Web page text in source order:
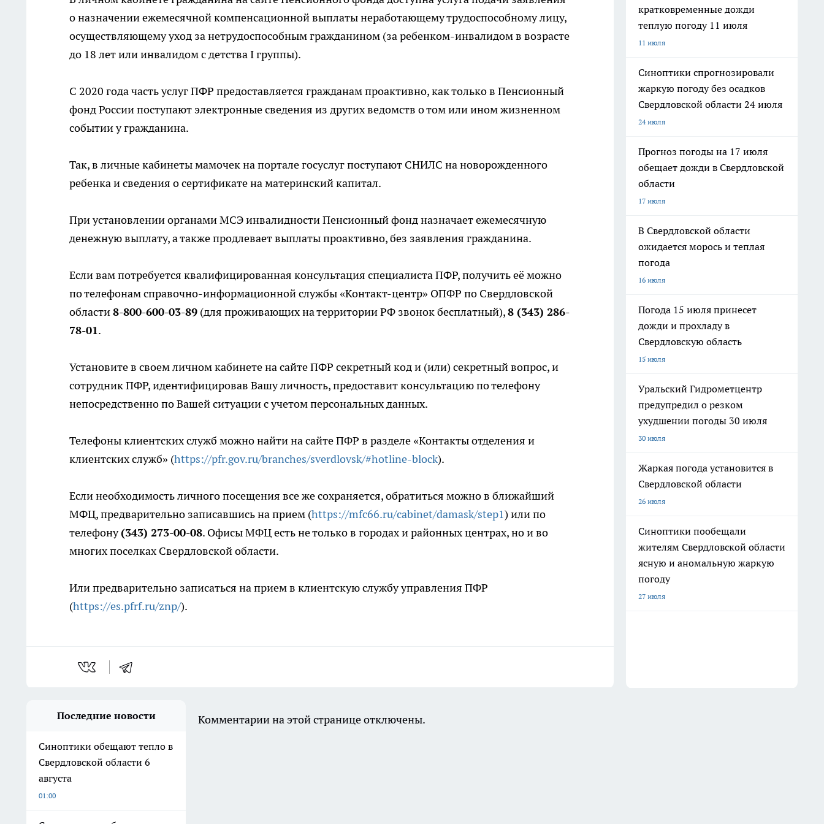
о назначении ежемесячной компенсационной выплаты неработающему трудоспособному лицу,
осуществляющему уход за нетрудоспособным гражданином (за ребенком-инвалидом в возрасте
до 18 лет или инвалидом с детства I группы).
С 2020 года часть услуг ПФР предоставляется гражданам проактивно, как только в Пенсионный
фонд России поступают электронные сведения из других ведомств о том или ином жизненном
событии у гражданина.
Так, в личные кабинеты мамочек на портале госуслуг поступают СНИЛС на новорожденного
ребенка и сведения о сертификате на материнский капитал.
При установлении органами МСЭ инвалидности Пенсионный фонд назначает ежемесячную
денежную выплату, а также продлевает выплаты проактивно, без заявления гражданина.
Если вам потребуется квалифицированная консультация специалиста ПФР, получить её можно
по телефонам справочно-информационной службы «Контакт-центр» ОПФР по Свердловской
области8-800-600-03-89 (для проживающих на территории РФ звонок бесплатный),8 (343) 286-
78-01.
Установите в своем личном кабинете на сайте ПФР секретный код и (или) секретный вопрос, и
сотрудник ПФР, идентифицировав Вашу личность, предоставит консультацию по телефону
непосредственно по Вашей ситуации с учетом персональных данных.
Телефоны клиентских служб можно найти на сайте ПФР в разделе «Контакты отделения и
клиентских служб» (https://pfr.gov.ru/branches/sverdlovsk/#hotline-block).
Если необходимость личного посещения все же сохраняется, обратиться можно в ближайший
МФЦ, предварительно записавшись на прием (https://mfc66.ru/cabinet/damask/step1) или по
телефону(343) 273-00-08. Офисы МФЦ есть не только в городах и районных центрах, но и во
многих поселках Свердловской области.
Или предварительно записаться на прием в клиентскую службу управления ПФР
(https://es.pfrf.ru/znp/).
кратковременные дожди
теплую погоду 11 июля
11 июля
Синоптики спрогнозировали
жаркую погоду без осадков
Свердловской области 24 июля
24 июля
Прогноз погоды на 17 июля
обещает дожди в Свердловской
области
17 июля
В Свердловской области
ожидается морось и теплая
погода
16 июля
Погода 15 июля принесет
дожди и прохладу в
Свердловскую область
15 июля
Уральский Гидрометцентр
предупредил о резком
ухудшении погоды 30 июля
30 июля
Жаркая погода установится в
Свердловской области
26 июля
Синоптики пообещали
жителям Свердловской области
ясную и аномальную жаркую
погоду
27 июля
Последние новости
Синоптики обещают тепло в
Свердловской области 6
августа
01:00
Комментарии на этой странице отключены.